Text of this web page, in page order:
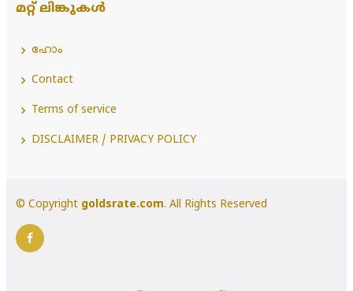
മറ്റ് ലിങ്കുകൾ
ഹോം
Contact
Terms of service
DISCLAIMER / PRIVACY POLICY
© Copyright goldsrate.com. All Rights Reserved